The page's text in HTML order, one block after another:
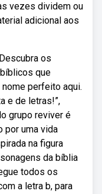
vezes dividem ou
adicional aos
os
que
perfeito aqui.
e de letras!”,
grupo reviver é
por uma vida
na figura
da bíblia
todos os
a letra b, para